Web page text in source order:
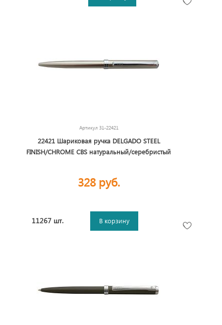
Артикул 31-22421
22421 Шариковая ручка DELGADO STEEL
FINISH/CHROME CBS натуральный/серебристый
328 руб.
11267 шт. В корзину